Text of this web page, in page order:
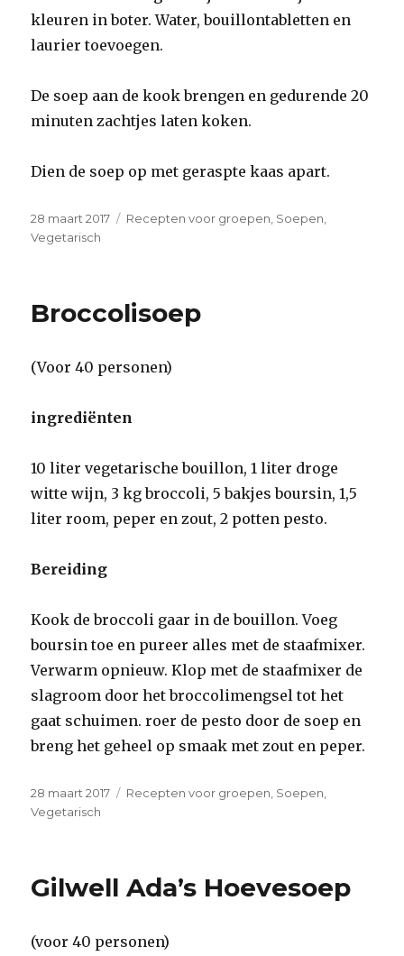
kleuren in boter. Water, bouillontabletten en
laurier toevoegen.
De soep aan de kook brengen en gedurende 20
minuten zachtjes laten koken.
Dien de soep op met geraspte kaas apart.
Geplaatst
op
28 maart 2017 Categorieën
Recepten voor groepen, Soepen,
Vegetarisch
Broccolisoep
(Voor 40 personen)
ingrediënten
10 liter vegetarische bouillon, 1 liter droge
witte wijn, 3 kg broccoli, 5 bakjes boursin, 1,5
liter room, peper en zout, 2 potten pesto.
Bereiding
Kook de broccoli gaar in de bouillon. Voeg
boursin toe en pureer alles met de staafmixer.
Verwarm opnieuw. Klop met de staafmixer de
slagroom door het broccolimengsel tot het
gaat schuimen. roer de pesto door de soep en
breng het geheel op smaak met zout en peper.
Geplaatst
op
28 maart 2017 Categorieën
Recepten voor groepen, Soepen,
Vegetarisch
Gilwell Ada’s Hoevesoep
(voor 40 personen)